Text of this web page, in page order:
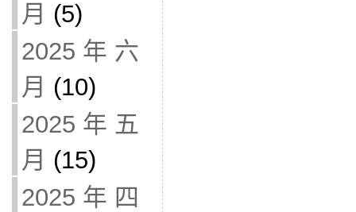
月 (5)
2025 年 六
月 (10)
2025 年 五
月 (15)
2025 年 四